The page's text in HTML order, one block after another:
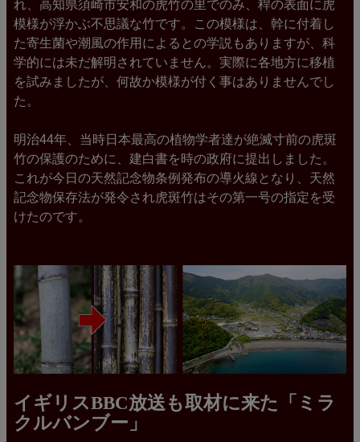
れ、高知県須崎市安和の虎竹の里でのみ、稈の表面に虎
模様が浮かぶ不思議な竹です。この模様は、幹に付着し
た寄生菌や潮風の作用によるとの学説もありますが、科
学的には未だ解明されていません。実際に各地方に移植
を試みましたが、何故か模様が付く事はありませんでし
た。
明治44年、当時日本最高の植物学者達が絶滅寸前の虎斑
竹の保護のために、建白書を時の政府に提出しました。
これが今日の天然記念物条例発布の導火線となり、天然
記念物保存法が発令され虎斑竹はその第一号の指定を受
けたのです。
イギリスBBC放送も取材に来た「ミラ
クルバンブー」